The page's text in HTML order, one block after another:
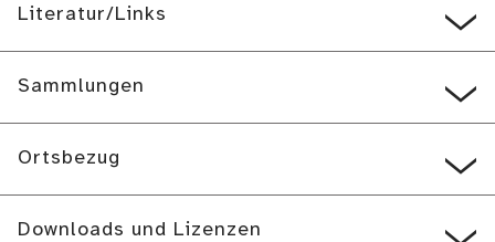
Literatur/Links
Sammlungen
Ortsbezug
Downloads und Lizenzen